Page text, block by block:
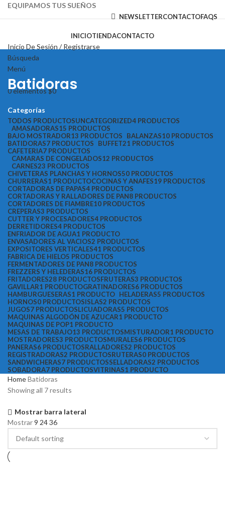
EQUIPAMOS TUS SUEÑOS
NEWSLETTERCONTACTOFAQS
INICIOTIENDACONTACTO
Inicio De Sesión / Registrarse
Búsqueda
Menú
0elementos $0
Batidoras
Categorías
TODOS PRODUCTOSUNCATEGORIZED4 PRODUCTOS
AMASADORAS15 PRODUCTOS
BAJO MOSTRADOR13 PRODUCTOS BALANZAS10 PRODUCTOS
BATIDORAS7 PRODUCTOS BUFFET21 PRODUCTOS
CAFETERIA7 PRODUCTOS
CAMARAS DE CONGELADOS12 PRODUCTOS
CARNES23 PRODUCTOS
CHIVETERAS PLANCHAS Y HORNOS50 PRODUCTOS
CHURRERAS1 PRODUCTOCOCINAS Y ANAFES19 PRODUCTOS
CORTADORAS DE PAPAS4 PRODUCTOS
CORTADORAS Y RALLADORES DE PAN8 PRODUCTOS
CORTADORES DE FIAMBRE10 PRODUCTOS
CREPERAS3 PRODUCTOS
CUTTER Y PROCESADORES4 PRODUCTOS
DERRETIDORES4 PRODUCTOS
ENFRIADOR DE AGUA1 PRODUCTO
ENVASADORES AL VACIOS2 PRODUCTOS
EXPOSITORES VERTICALES41 PRODUCTOS
FABRICA DE HIELO5 PRODUCTOS
FERMENTADORES DE PAN8 PRODUCTOS
FREZZERS Y HELEDERAS16 PRODUCTOS
FRITADORES28 PRODUCTOSFRUTERAS3 PRODUCTOS
GAVILLAR1 PRODUCTOGRATINADORES6 PRODUCTOS
HAMBURGUESERAS1 PRODUCTO HELADERAS5 PRODUCTOS
HORNOS0 PRODUCTOSISLAS2 PRODUCTOS
JUGOS7 PRODUCTOSLICUADORAS5 PRODUCTOS
MAQUINAS ALGODÓN DE AZUCAR1 PRODUCTO
MAQUINAS DE POP1 PRODUCTO
MESAS DE TRABAJO13 PRODUCTOSMISTURADOR1 PRODUCTO
MOSTRADORES3 PRODUCTOSMURALES6 PRODUCTOS
PANERAS6 PRODUCTOSRALLADORES2 PRODUCTOS
REGISTRADORAS2 PRODUCTOSRUTERAS0 PRODUCTOS
SANDWICHERAS7 PRODUCTOSSELLADORAS2 PRODUCTOS
SOBADORA7 PRODUCTOSVITRINAS1 PRODUCTO
HomeBatidoras
Showing all 7 results
Mostrar barra lateral
Mostrar9 2436